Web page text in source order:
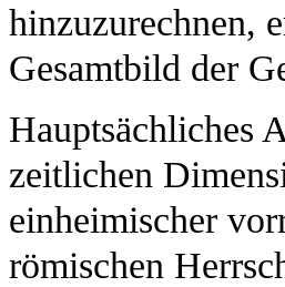
hinzuzurechnen,
Gesamtbild der
Hauptsächliches
zeitlichen
einheimischer
römischen